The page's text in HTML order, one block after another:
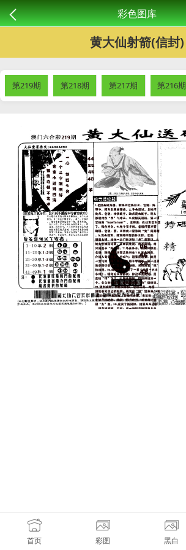
彩色图库
黄大仙射箭(信封)
第219期 第218期 第217期 第216期
首页 彩图 黑白